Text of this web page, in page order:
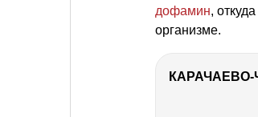
дофамин,
организме.
КАРАЧАЕВО-